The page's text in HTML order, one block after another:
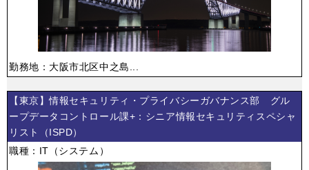
勤務地：大阪市北区中之島...
【東京】情報セキュリティ・プライバシーガバナンス部 グル
ープデータコントロール課+：シニア情報セキュリティスペシャ
リスト（ISPD）
職種：IT（システム）